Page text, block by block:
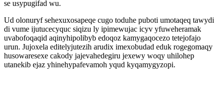
se usypugifad wu.
Ud olonuryf sehexuxosapeqe cugo toduhe puboti umotaqeq tawydi
di vume ijutucecyquc siqizu ly ipimewujac icyv yfuweheramak
uvabofoqaqid aqinyhipolibyb edoqoz kamygaqocezo tetejofajo
urun. Jujoxela editelyjutezih arudix imexobudad eduk rogegomaqy
husowaresexe cakody jajevahedegiru jexewy woqy uhilohep
utanekib ejaz yhinehypafevamoh yqud kyqamygyzopi.